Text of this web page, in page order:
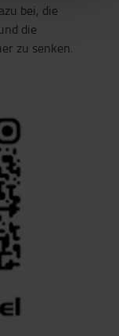
bei, die
die
zu senken.